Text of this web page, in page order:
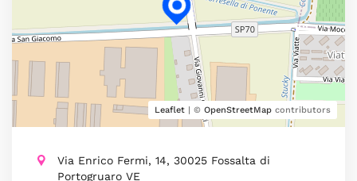
Leaflet | © OpenStreetMap contributors
Via Enrico Fermi, 14, 30025 Fossalta di
Portogruaro VE